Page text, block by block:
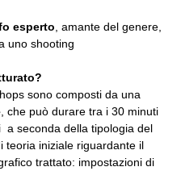
esperto , amante del genere,
uno shooting
sono composti da una
, che può durare tra i 30 minuti
a seconda della tipologia del
teoria iniziale riguardante il
trattato: impostazioni di